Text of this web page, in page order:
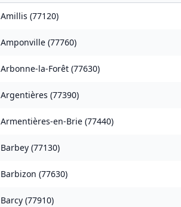
Amillis (77120)
Amponville (77760)
Arbonne-la-Forêt (77630)
Argentières (77390)
Armentières-en-Brie (77440)
Barbey (77130)
Barbizon (77630)
Barcy (77910)